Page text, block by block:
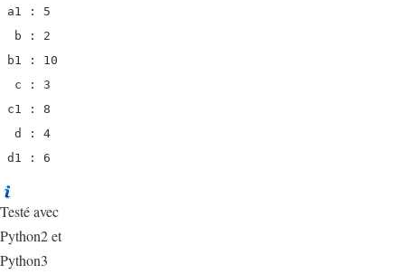
a1 : 5
  b : 2
b1 : 10
  c : 3
c1 : 8
  d : 4
d1 : 6
Testé avec
Python2 et
Python3